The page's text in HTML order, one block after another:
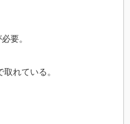
要。
れている。